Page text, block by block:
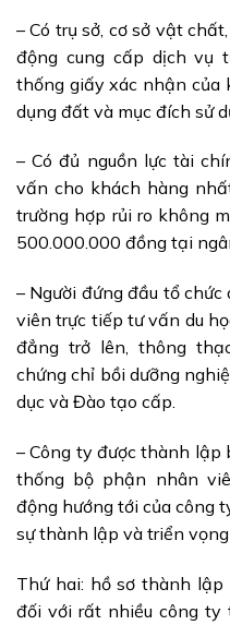
– Có trụ sở, cơ sở vật
động cung cấp dịch vụ
thống giấy xác nhận của
dụng đất và mục đích sử
– Có đủ nguồn lực tài
vấn cho khách hàng
trường hợp rủi ro không
500.000.000 đồng tại
– Người đứng đầu tổ
viên trực tiếp tư vấn du
đẳng trở lên, thông
chứng chỉ bồi dưỡng
dục và Đào tạo cấp.
– Công ty được thành lập
thống bộ phận nhân
động hướng tới của công
sự thành lập và triển
Thứ hai: hồ sơ thành
đối với rất nhiều công ty